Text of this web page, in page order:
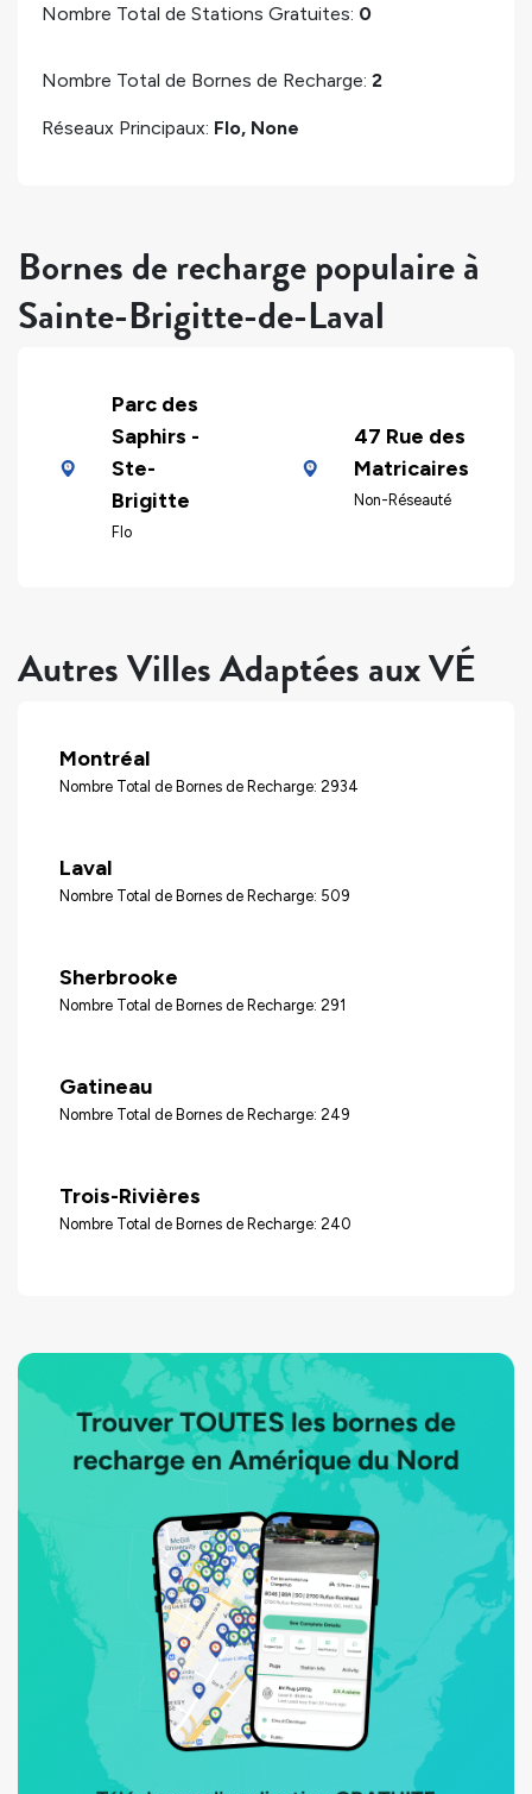
Nombre Total de Stations Gratuites: 0
Nombre Total de Bornes de Recharge: 2
Réseaux Principaux: Flo, None
Bornes de recharge populaire à
Sainte-Brigitte-de-Laval
Parc des
Saphirs -
Ste-
Brigitte
Flo
47 Rue des
Matricaires
Non-Réseauté
Autres Villes Adaptées aux VÉ
Montréal
Nombre Total de Bornes de Recharge: 2934
Laval
Nombre Total de Bornes de Recharge: 509
Sherbrooke
Nombre Total de Bornes de Recharge: 291
Gatineau
Nombre Total de Bornes de Recharge: 249
Trois-Rivières
Nombre Total de Bornes de Recharge: 240